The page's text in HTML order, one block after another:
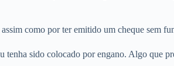
como por ter emitido um cheque sem
tenha sido colocado por engano. Algo que